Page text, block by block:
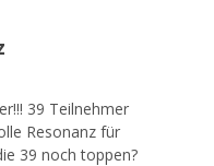
39 Teilnehmer
Resonanz für
39 noch toppen?